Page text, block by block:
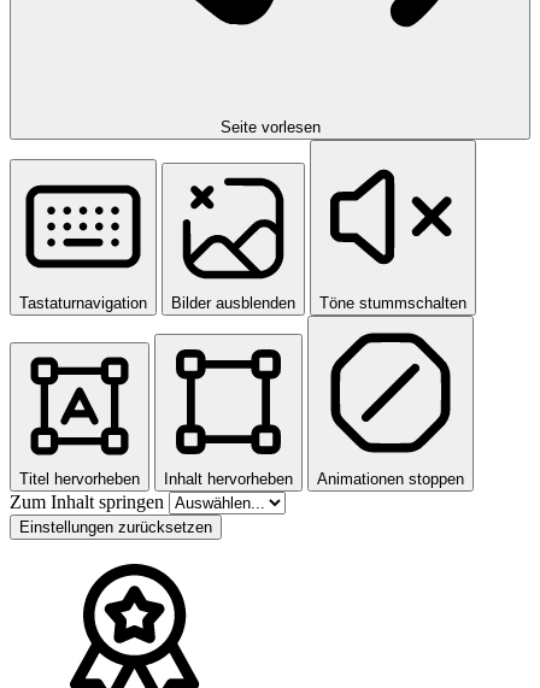
Seite vorlesen
Tastaturnavigation Bilder ausblenden Töne stummschalten
Titel hervorheben Inhalt hervorheben Animationen stoppen
Zum Inhalt springen
Einstellungen zurücksetzen